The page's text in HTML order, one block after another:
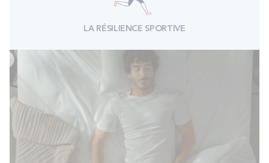
LA RÉSILIENCE SPORTIVE